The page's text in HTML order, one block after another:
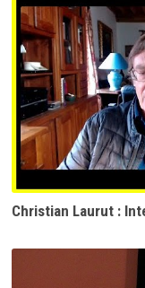
Christian Laurut :